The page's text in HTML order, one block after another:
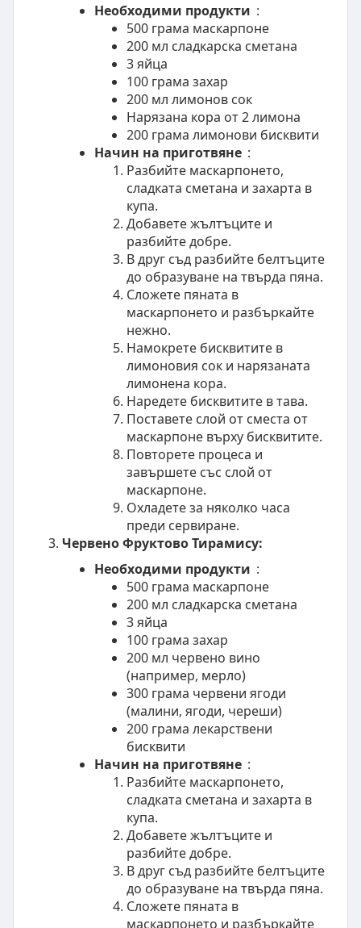
Необходими продукти :
500 грама маскарпоне
200 мл сладкарска сметана
3 яйца
100 грама захар
200 мл лимонов сок
Нарязана кора от 2 лимона
200 грама лимонови бисквити
Начин на приготвяне :
Разбийте маскарпонето,
сладката сметана и захарта в
купа.
Добавете жълтъците и
разбийте добре.
В друг съд разбийте белтъците
до образуване на твърда пянa.
Сложете пяната в
маскарпонето и разбъркайте
нежно.
Намокрете бисквитите в
лимоновия сок и нарязаната
лимонена кора.
Наредете бисквитите в тава.
Поставете слой от сместа от
маскарпоне върху бисквитите.
Повторете процеса и
завършете със слой от
маскарпоне.
Охладете за няколко часа
преди сервиране.
Червено Фруктово Тирамису:
Необходими продукти :
500 грама маскарпоне
200 мл сладкарска сметана
3 яйца
100 грама захар
200 мл червено вино
(например, мерло)
300 грама червени ягоди
(малини, ягоди, череши)
200 грама лекарствени
бисквити
Начин на приготвяне :
Разбийте маскарпонето,
сладката сметана и захарта в
купа.
Добавете жълтъците и
разбийте добре.
В друг съд разбийте белтъците
до образуване на твърда пянa.
Сложете пяната в
маскарпонето и разбъркайте